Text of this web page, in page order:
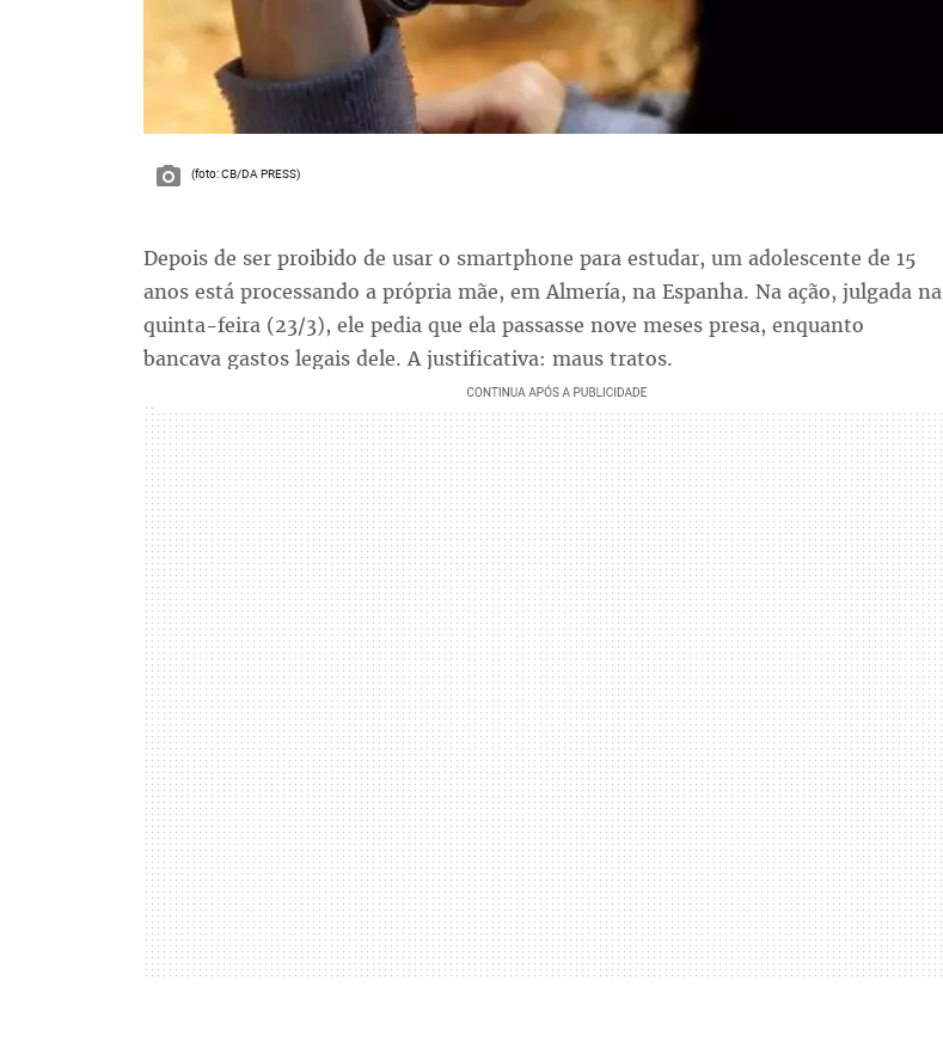
(foto: CB/DA PRESS)
Depois de ser proibido de usar o smartphone para estudar, um adolescente de 15
anos está processando a própria mãe, em Almería, na Espanha. Na ação, julgada na
quinta-feira (23/3), ele pedia que ela passasse nove meses presa, enquanto
bancava gastos legais dele. A justificativa: maus tratos.